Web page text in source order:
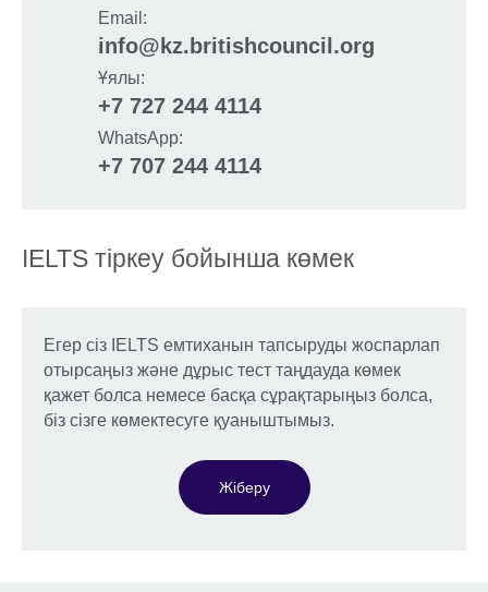
Email:
info@kz.britishcouncil.org
Ұялы:
+7 727 244 4114
WhatsApp:
+7 707 244 4114
IELTS тіркеу бойынша көмек
Егер сіз IELTS емтиханын тапсыруды жоспарлап
отырсаңыз және дұрыс тест таңдауда көмек
қажет болса немесе басқа сұрақтарыңыз болса,
біз сізге көмектесуге қуаныштымыз.
Жіберу